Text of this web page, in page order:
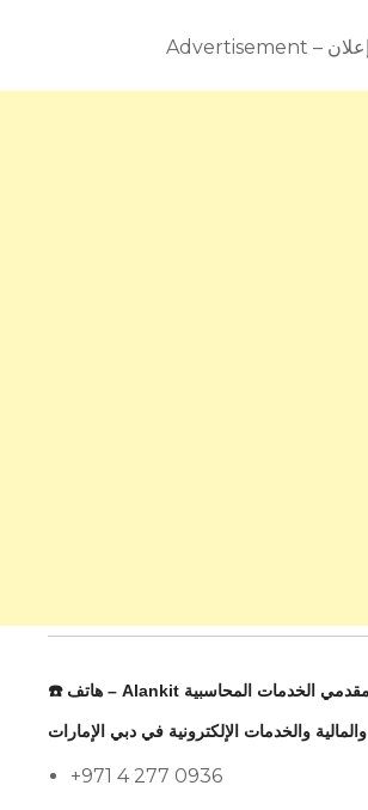
Advertisement – إعلان
☎️ هاتف – Alankit الإمارات – مقدمي الخدمات المحاسبية
والمالية والخدمات الإلكترونية في دبي الإمارات
+971 4 277 0936